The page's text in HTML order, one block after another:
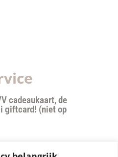
cadeaukaart, de
giftcard! (niet op